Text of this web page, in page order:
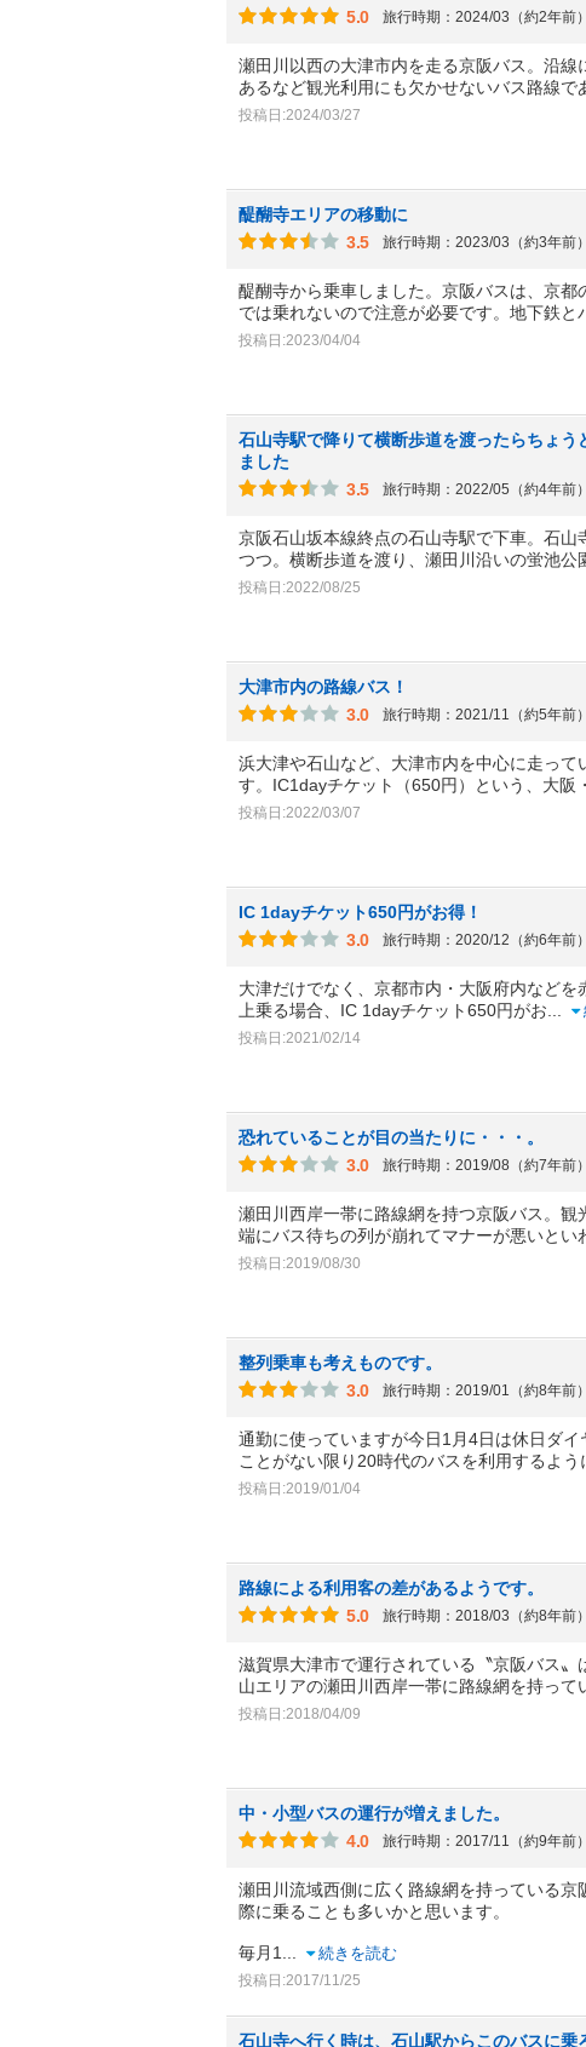
5.0
旅行時期：2024/03（約2年前）
瀬田川以西の大津市内を走る京阪バス。沿
あるなど観光利用にも欠かせないバス路線で
投稿日:2024/03/27
醍醐寺エリアの移動に
3.5
旅行時期：2023/03（約3年前）
醍醐寺から乗車しました。京阪バスは、京都
では乗れないので注意が必要です。地下鉄と
投稿日:2023/04/04
石山寺駅で降りて横断歩道を渡ったらちょう
ました
3.5
旅行時期：2022/05（約4年前）
京阪石山坂本線終点の石山寺駅で下車。石
つつ。横断歩道を渡り、瀬田川沿いの蛍池公
投稿日:2022/08/25
大津市内の路線バス！
3.0
旅行時期：2021/11（約5年前）
浜大津や石山など、大津市内を中心に走っ
す。IC1dayチケット（650円）という、大阪・
投稿日:2022/03/07
IC 1dayチケット650円がお得！
3.0
旅行時期：2020/12（約6年前）
大津だけでなく、京都市内・大阪府内など
上乗る場合、IC 1dayチケット650円がお
投稿日:2021/02/14
恐れていることが目の当たりに・・・。
3.0
旅行時期：2019/08（約7年前）
瀬田川西岸一帯に路線網を持つ京阪バス。
端にバス待ちの列が崩れてマナーが悪いとい
投稿日:2019/08/30
整列乗車も考えものです。
3.0
旅行時期：2019/01（約8年前）
通勤に使っていますが今日1月4日は休日ダ
ことがない限り20時代のバスを利用するよう
投稿日:2019/01/04
路線による利用客の差があるようです。
5.0
旅行時期：2018/03（約8年前）
滋賀県大津市で運行されている〝京阪バス
山エリアの瀬田川西岸一帯に路線網を持って
投稿日:2018/04/09
中・小型バスの運行が増えました。
4.0
旅行時期：2017/11（約9年前）
瀬田川流域西側に広く路線網を持っている京
際に乗ることも多いかと思います。
毎月1 続きを読む
投稿日:2017/11/25
石山寺へ行く時は、石山駅からこのバスに乗